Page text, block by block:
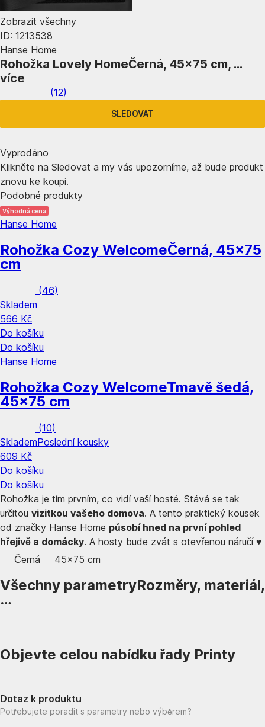
Zobrazit všechny
ID: 1213538
Hanse Home
Rohožka Lovely HomeČerná, 45x75 cm, …
více
(12)
SLEDOVAT
Vyprodáno
Klikněte na Sledovat a my vás upozorníme, až bude produkt
znovu ke koupi.
Podobné produkty
Výhodná cena
Hanse Home
Rohožka Cozy WelcomeČerná, 45x75
cm
(46)
Skladem
566 Kč
Do košíku
Do košíku
Hanse Home
Rohožka Cozy WelcomeTmavě šedá,
45x75 cm
(10)
SklademPoslední kousky
609 Kč
Do košíku
Do košíku
Rohožka je tím prvním, co vidí vaší hosté. Stává se tak
určitou vizitkou vašeho domova. A tento praktický kousek
od značky Hanse Home působí hned na první pohled
hřejivě a domácky. A hosty bude zvát s otevřenou náručí ♥
Černá
45x75 cm
Všechny parametryRozměry, materiál,
…
Objevte celou nabídku řady Printy
Dotaz k produktu
Potřebujete poradit s parametry nebo výběrem?